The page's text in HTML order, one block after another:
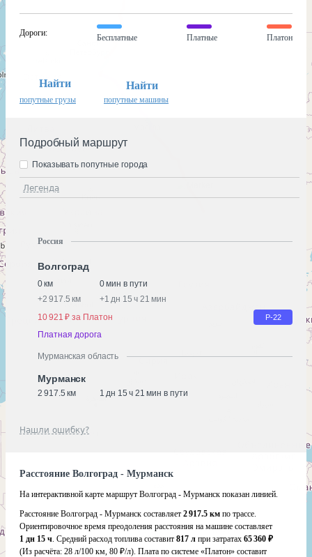
Дороги:
Бесплатные Платные Платон
Найти
попутные грузы
Найти
попутные машины
Подробный маршрут
Легенда
Показывать попутные города
Россия
Волгоград
0 км
0 мин в пути
+2 917.5 км +1 дн 15 ч 21 мин
10 921 ₽ за Платон
Р-22
Платная дорога
Мурманская область
Мурманск
2 917.5 км 1 дн 15 ч 21 мин в пути
Нашли ошибку?
Расстояние Волгоград - Мурманск
На интерактивной карте маршрут Волгоград - Мурманск показан линией.
Расстояние Волгоград - Мурманск составляет 2 917.5 км по трассе.
Ориентировочное время преодоления расстояния на машине составляет
1 дн 15 ч. Средний расход топлива составит 817 л при затратах 65 360 ₽
(Из расчёта: 28 л/100 км, 80 ₽/л). Плата по системе «Платон» составит